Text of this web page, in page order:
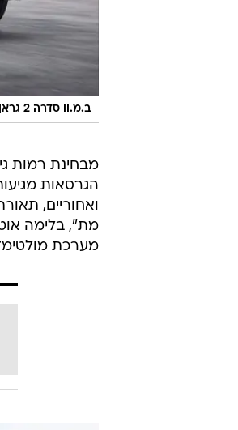
ב.מ.וו סדרה 2 גראן קופה
הגרסאות
ואחוריים,
מת", בלימה
מערכת מולטימדיה על